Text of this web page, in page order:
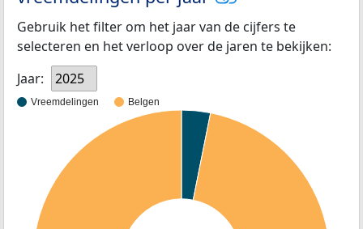
Gebruik het filter om het jaar van de cijfers te
selecteren en het verloop over de jaren te bekijken:
Jaar:
2025
Vreemdelingen Belgen